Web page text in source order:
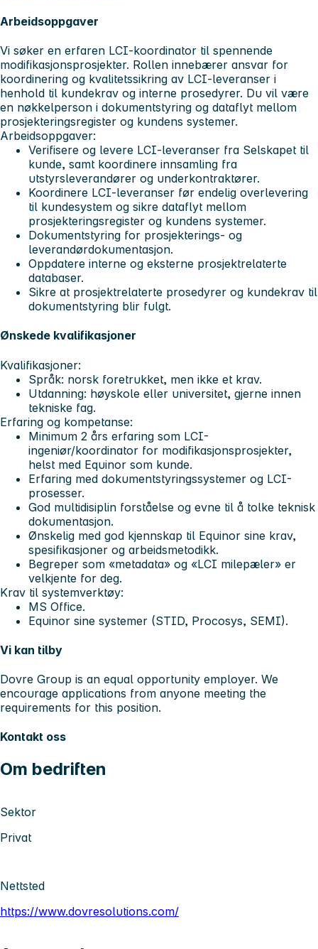
Arbeidsoppgaver
Vi søker en erfaren LCI-koordinator til spennende
modifikasjonsprosjekter. Rollen innebærer ansvar for
koordinering og kvalitetssikring av LCI-leveranser i
henhold til kundekrav og interne prosedyrer. Du vil være
en nøkkelperson i dokumentstyring og dataflyt mellom
prosjekteringsregister og kundens systemer.
Arbeidsoppgaver:
Verifisere og levere LCI-leveranser fra Selskapet til
kunde, samt koordinere innsamling fra
utstyrsleverandører og underkontraktører.
Koordinere LCI-leveranser før endelig overlevering
til kundesystem og sikre dataflyt mellom
prosjekteringsregister og kundens systemer.
Dokumentstyring for prosjekterings- og
leverandørdokumentasjon.
Oppdatere interne og eksterne prosjektrelaterte
databaser.
Sikre at prosjektrelaterte prosedyrer og kundekrav til
dokumentstyring blir fulgt.
Ønskede kvalifikasjoner
Kvalifikasjoner:
Språk: norsk foretrukket, men ikke et krav.
Utdanning: høyskole eller universitet, gjerne innen
tekniske fag.
Erfaring og kompetanse:
Minimum 2 års erfaring som LCI-
ingeniør/koordinator for modifikasjonsprosjekter,
helst med Equinor som kunde.
Erfaring med dokumentstyringssystemer og LCI-
prosesser.
God multidisiplin forståelse og evne til å tolke teknisk
dokumentasjon.
Ønskelig med god kjennskap til Equinor sine krav,
spesifikasjoner og arbeidsmetodikk.
Begreper som «metadata» og «LCI milepæler» er
velkjente for deg.
Krav til systemverktøy:
MS Office.
Equinor sine systemer (STID, Procosys, SEMI).
Vi kan tilby
Dovre Group is an equal opportunity employer. We
encourage applications from anyone meeting the
requirements for this position.
Kontakt oss
Om bedriften
Sektor
Privat
Nettsted
https://www.dovresolutions.com/